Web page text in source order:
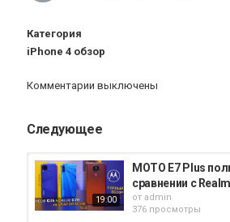
Категория
iPhone 4 обзор
Комментарии выключены
Следующее
19:00
MOTO E7 Plus
сравнении с
от admin
376 просмотры